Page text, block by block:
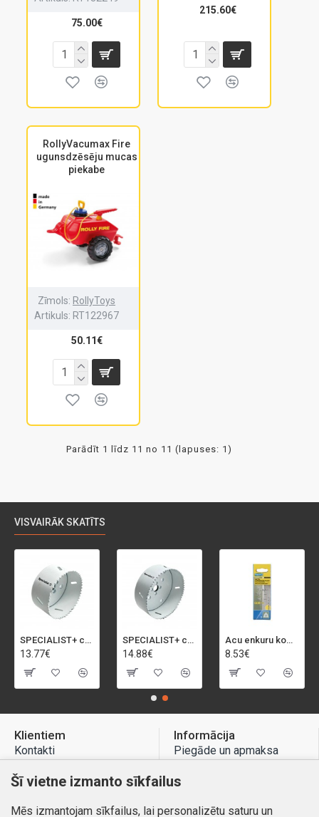
75.00€
215.60€
RollyVacumax Fire
ugunsdzēsēju mucas
piekabe
Zīmols: RollyToys
Artikuls: RT122967
50.11€
Parādīt 1 līdz 11 no 11 (lapuses: 1)
VISVAIRĀK SKATĪTS
SPECIALIST+ caurumu zāģis BI-METAL, 92 mm
13.77€
SPECIALIST+ caurumu zāģis BI-METAL, 98 mm
14.88€
Acu enkuru komplekts, 3-13 mm, Rapid, 12 gab.
8.53€
Klientiem
Kontakti
Preču atgriešana
Informācija
Piegāde un apmaksa
Atteikuma tiesības
Šī vietne izmanto sīkfailus
Mēs izmantojam sīkfailus, lai personalizētu saturu un